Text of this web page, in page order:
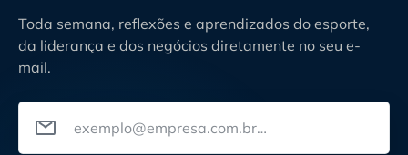
Toda semana, reflexões e aprendizados do esporte,
da liderança e dos negócios diretamente no seu e-
mail.
Seu melhor e-mail